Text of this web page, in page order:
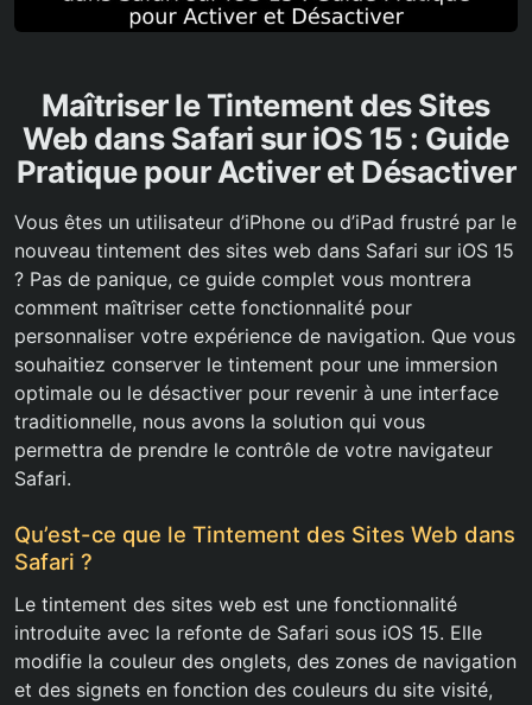
Maîtriser le Tintement des Sites
Web dans Safari sur iOS 15 : Guide
Pratique pour Activer et Désactiver
Vous êtes un utilisateur d’iPhone ou d’iPad frustré par le
nouveau tintement des sites web dans Safari sur iOS 15
? Pas de panique, ce guide complet vous montrera
comment maîtriser cette fonctionnalité pour
personnaliser votre expérience de navigation. Que vous
souhaitiez conserver le tintement pour une immersion
optimale ou le désactiver pour revenir à une interface
traditionnelle, nous avons la solution qui vous
permettra de prendre le contrôle de votre navigateur
Safari.
Qu’est-ce que le Tintement des Sites Web dans
Safari ?
Le tintement des sites web est une fonctionnalité
introduite avec la refonte de Safari sous iOS 15. Elle
modifie la couleur des onglets, des zones de navigation
et des signets en fonction des couleurs du site visité,